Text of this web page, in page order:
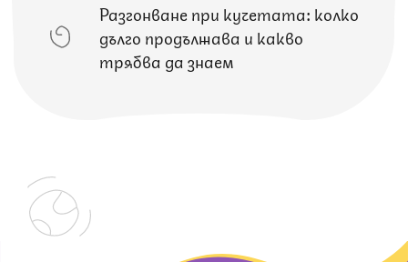
Разгонване при кучетата: колко
дълго продължава и какво
трябва да знаем